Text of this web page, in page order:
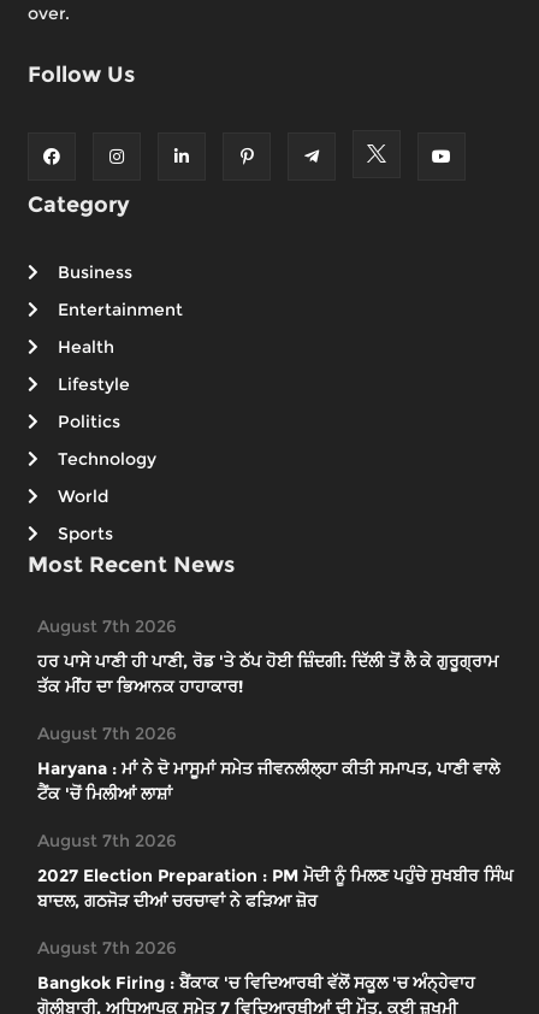
over.
Follow Us
Category
Business
Entertainment
Health
Lifestyle
Politics
Technology
World
Sports
Most Recent News
August 7th 2026
ਹਰ ਪਾਸੇ ਪਾਣੀ ਹੀ ਪਾਣੀ, ਰੋਡ 'ਤੇ ਠੱਪ ਹੋਈ ਜ਼ਿੰਦਗੀ: ਦਿੱਲੀ ਤੋਂ ਲੈ ਕੇ ਗੁਰੂਗ੍ਰਾਮ
ਤੱਕ ਮੀਂਹ ਦਾ ਭਿਆਨਕ ਹਾਹਾਕਾਰ!
August 7th 2026
Haryana : ਮਾਂ ਨੇ ਦੋ ਮਾਸੂਮਾਂ ਸਮੇਤ ਜੀਵਨਲੀਲ੍ਹਾ ਕੀਤੀ ਸਮਾਪਤ, ਪਾਣੀ ਵਾਲੇ
ਟੈਂਕ 'ਚੋਂ ਮਿਲੀਆਂ ਲਾਸ਼ਾਂ
August 7th 2026
2027 Election Preparation : PM ਮੋਦੀ ਨੂੰ ਮਿਲਣ ਪਹੁੰਚੇ ਸੁਖਬੀਰ ਸਿੰਘ
ਬਾਦਲ, ਗਠਜੋੜ ਦੀਆਂ ਚਰਚਾਵਾਂ ਨੇ ਫੜਿਆ ਜ਼ੋਰ
August 7th 2026
Bangkok Firing : ਬੈਂਕਾਕ 'ਚ ਵਿਦਿਆਰਥੀ ਵੱਲੋਂ ਸਕੂਲ 'ਚ ਅੰਨ੍ਹੇਵਾਹ
ਗੋਲੀਬਾਰੀ, ਅਧਿਆਪਕ ਸਮੇਤ 7 ਵਿਦਿਆਰਥੀਆਂ ਦੀ ਮੌਤ, ਕਈ ਜ਼ਖਮੀ